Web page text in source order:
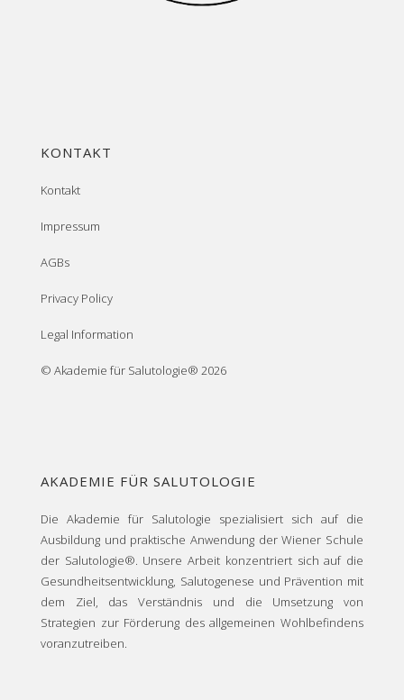
KONTAKT
Kontakt
Impressum
AGBs
Privacy Policy
Legal Information
© Akademie für Salutologie® 2026
AKADEMIE FÜR SALUTOLOGIE
Die Akademie für Salutologie spezialisiert sich auf die
Ausbildung und praktische Anwendung der Wiener Schule
der Salutologie®. Unsere Arbeit konzentriert sich auf die
Gesundheitsentwicklung, Salutogenese und Prävention mit
dem Ziel, das Verständnis und die Umsetzung von
Strategien zur Förderung des allgemeinen Wohlbefindens
voranzutreiben.